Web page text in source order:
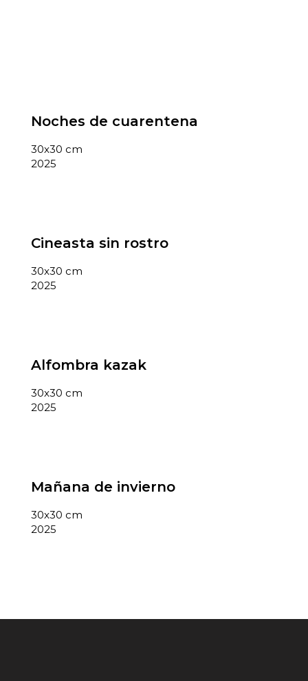
Noches de cuarentena
30x30 cm
2025
Cineasta sin rostro
30x30 cm
2025
Alfombra kazak
30x30 cm
2025
Mañana de invierno
30x30 cm
2025